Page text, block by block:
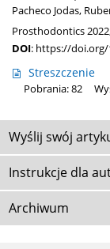
Pacheco Jodas,
Prosthodontics
DOI: https://doi.org/
Streszczenie
Pobrania: 82
Wyślij swój
Instrukcje dla
Archiwum